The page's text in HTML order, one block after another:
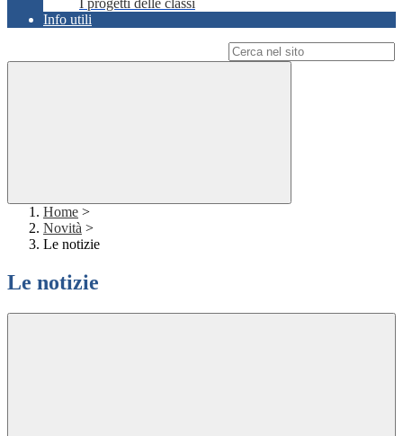
I progetti delle classi
Info utili
Home >
Novità >
Le notizie
Le notizie